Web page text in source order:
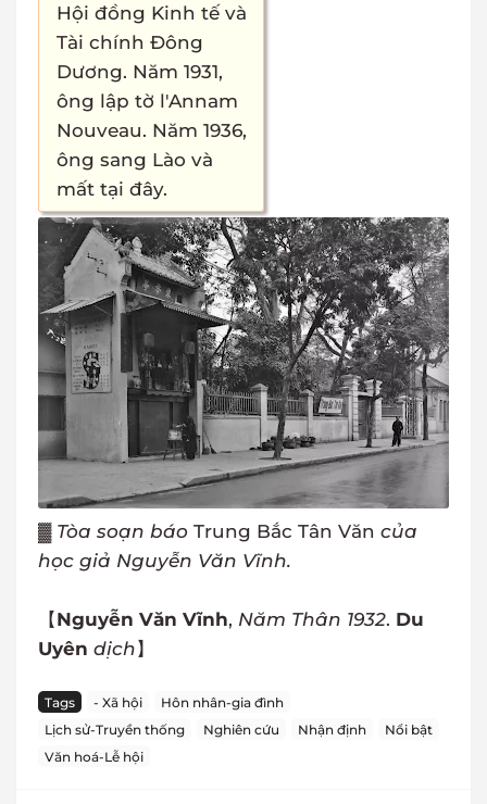
Hội đồng Kinh tế và
Tài chính Đông
Dương. Năm 1931,
ông lập tờ l'Annam
Nouveau. Năm 1936,
ông sang Lào và
mất tại đây.
▓ Tòa soạn báo Trung Bắc Tân Văn của
học giả Nguyễn Văn Vĩnh.
【 Nguyễn Văn Vĩnh, Năm Thân 1932. Du
Uyên dịch 】
Tags - Xã hội
Hôn nhân-gia đình
Lịch sử-Truyền thống
Nghiên cứu Nhận định
Nổi bật
Văn hoá-Lễ hội